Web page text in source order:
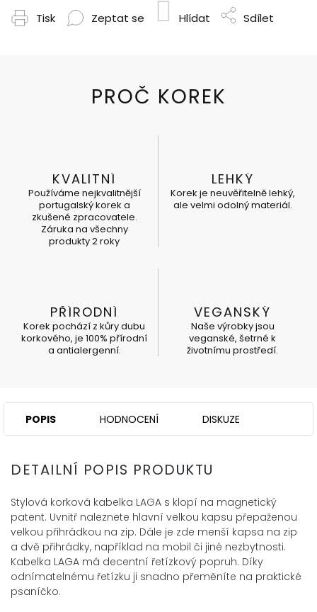
Tisk Zeptat se Hlídat Sdílet
KVALITNÍ
Používáme nejkvalitnější
portugalský korek a
zkušené zpracovatele.
Záruka na všechny
produkty 2 roky
LEHKÝ
Korek je neuvěřitelně lehký,
ale velmi odolný materiál.
PŘÍRODNÍ
Korek pochází z kůry dubu
korkového, je 100% přírodní
a antialergenní.
VEGANSKÝ
Naše výrobky jsou
veganské, šetrné k
životnímu prostředí.
POPIS HODNOCENÍ DISKUZE
DETAILNÍ POPIS PRODUKTU
Stylová korková kabelka LAGA s klopí na magnetický
patent. Uvnitř naleznete hlavní velkou kapsu přepaženou
velkou přihrádkou na zip. Dále je zde menší kapsa na zip
a dvě přihrádky, například na mobil či jiné nezbytnosti.
Kabelka LAGA má decentní řetízkový popruh. Díky
odnímatelnému řetízku ji snadno přeměníte na praktické
psaníčko.